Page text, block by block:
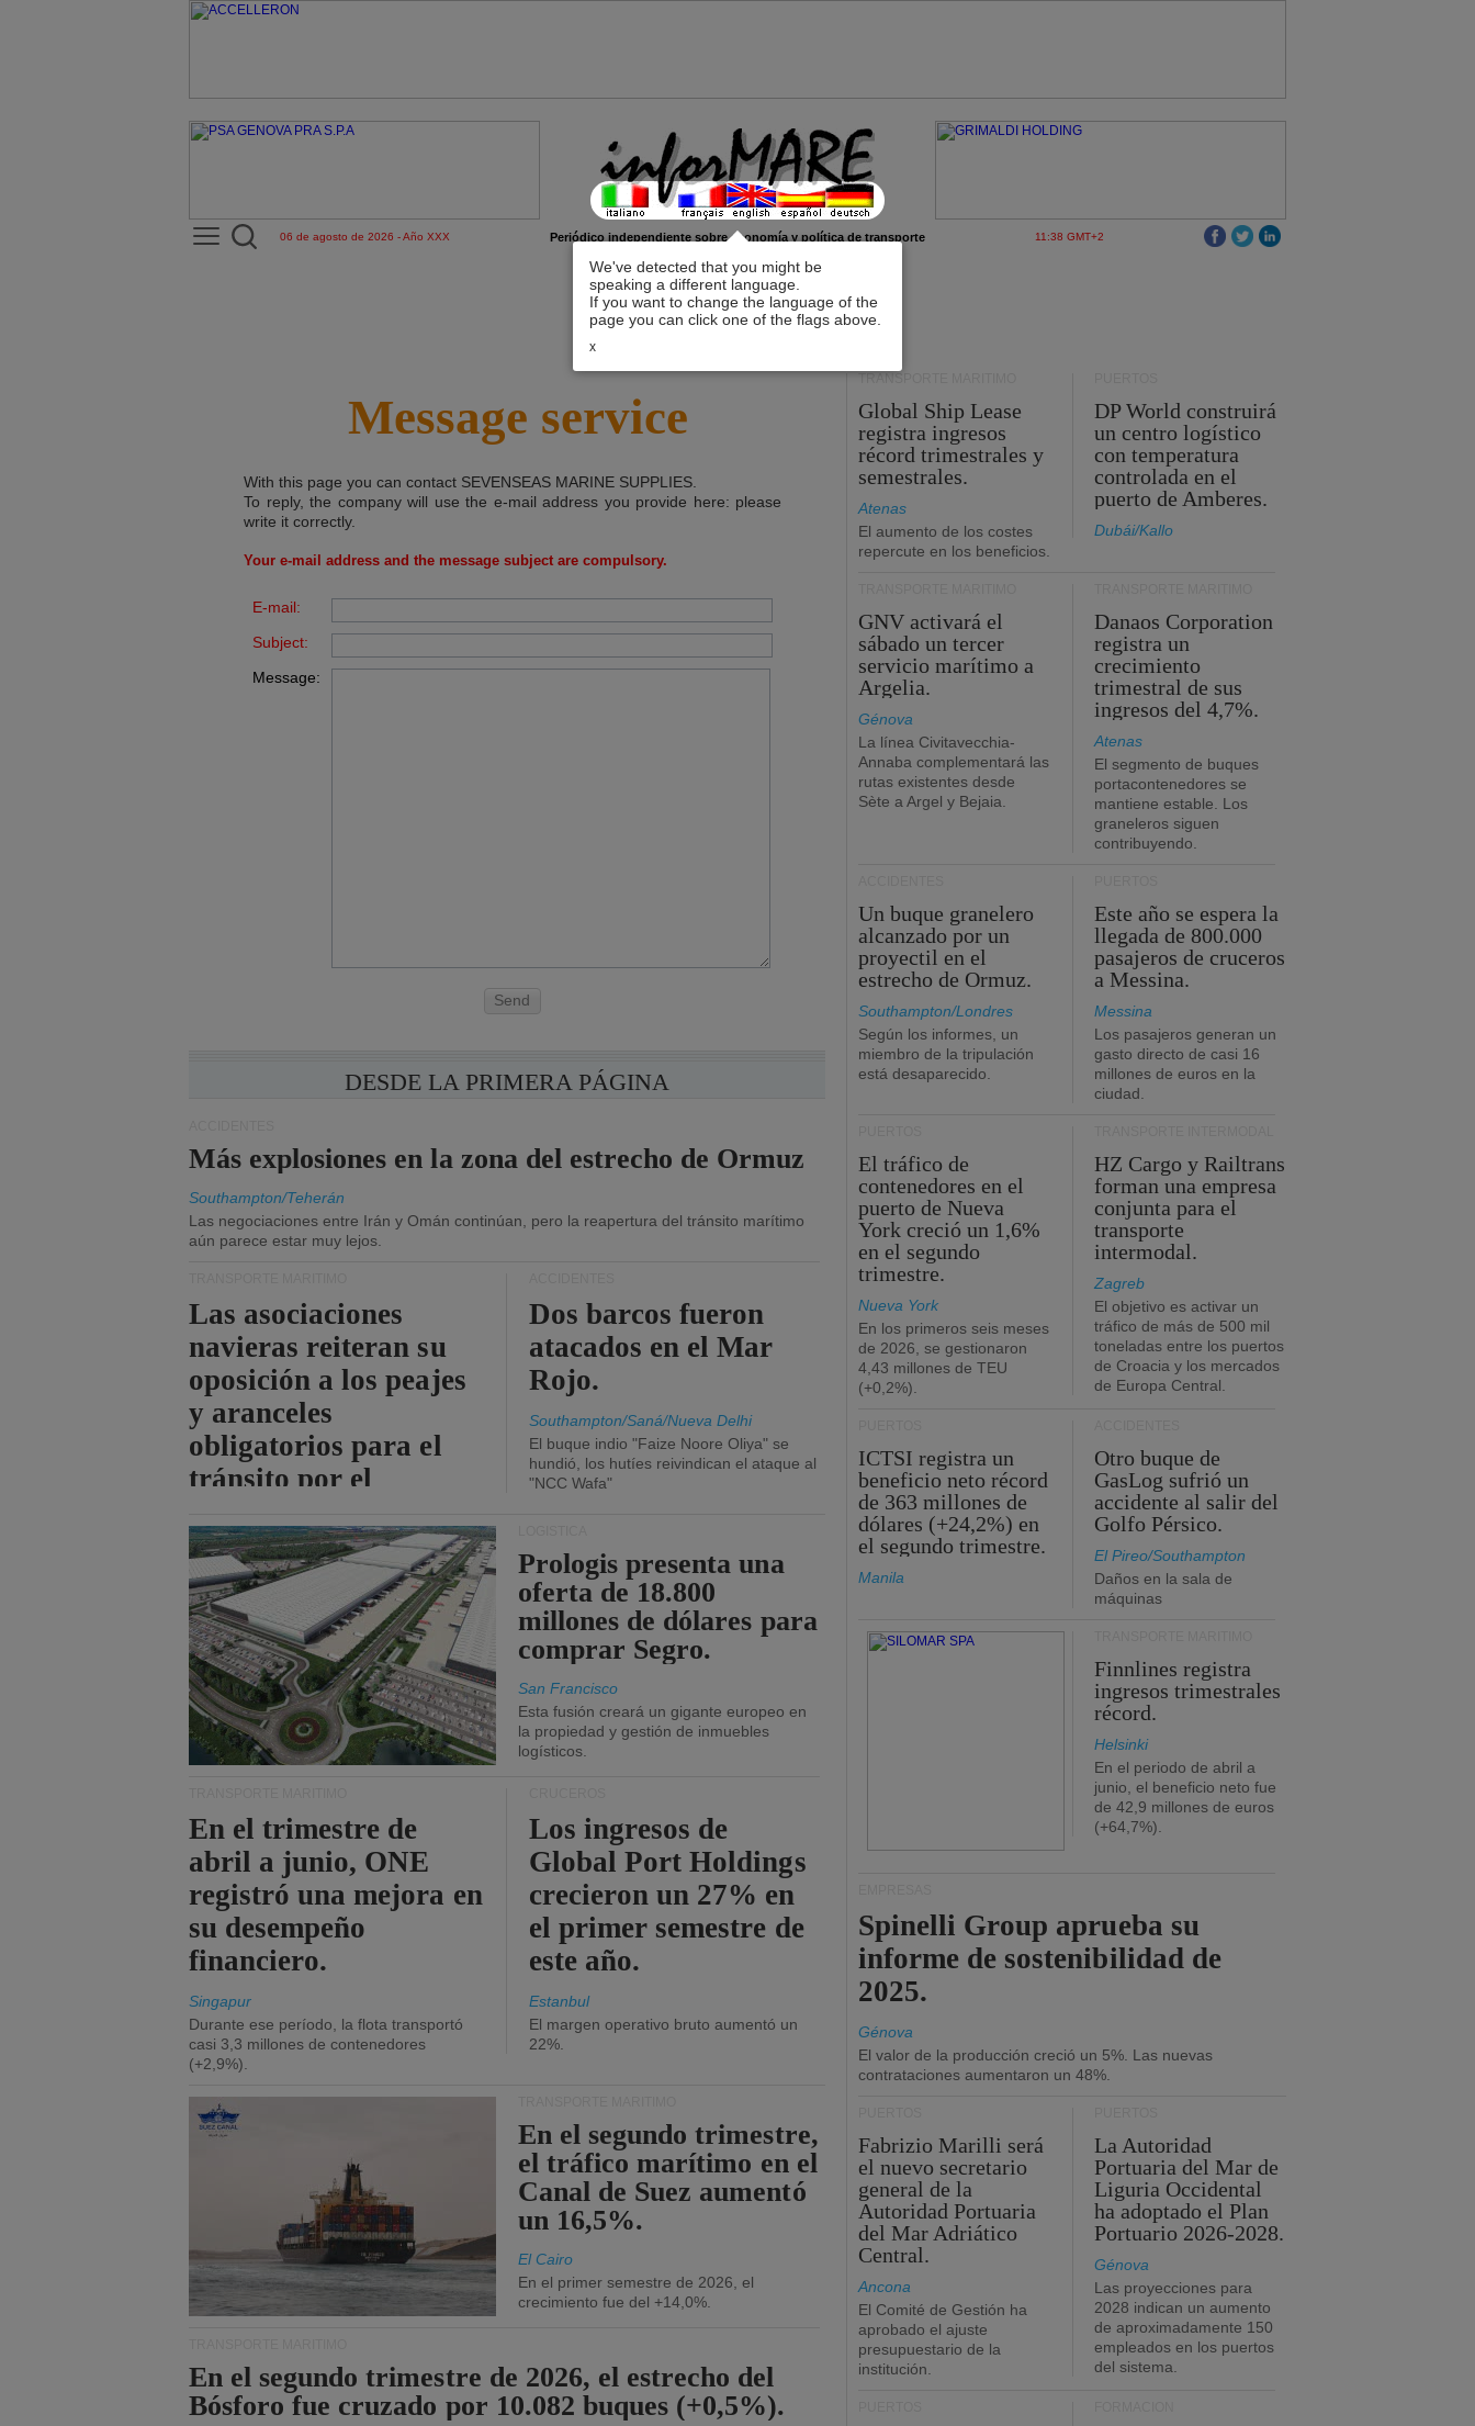
We've detected that you might be
speaking a different language.
If you want to change the language of the
page you can click one of the flags above.
x
06 de agosto de 2026 - Año XXX Periódico independiente sobre economía y política de transporte 11:38 GMT+2
Message service
With this page you can contact SEVENSEAS MARINE SUPPLIES
To reply, the company will use the e-mail address you provide here: please
write it correctly.
Your e-mail address and the message subject are compulsory.
E-mail:
Subject:
Message:
Send
DESDE LA PRIMERA PÁGINA
Más explosiones en la zona del estrecho de Ormuz
Southampton/Teherán
Las negociaciones entre Irán y Omán continúan, pero la reapertura del tránsito marítimo
aún parece estar muy lejos.
Las asociaciones
navieras reiteran su
oposición a los peajes
y aranceles
obligatorios para el
tránsito por el
Dos barcos fueron
atacados en el Mar
Rojo.
Southampton/Saná/Nueva Delhi
El buque indio "Faize Noore Oliya" se
hundió, los hutíes reivindican el ataque al
"NCC Wafa"
Prologis presenta una
oferta de 18.800
millones de dólares para
comprar Segro.
San Francisco
Esta fusión creará un gigante europeo en
la propiedad y gestión de inmuebles
logísticos.
En el trimestre de
abril a junio, ONE
registró una mejora en
su desempeño
financiero.
Singapur
Durante ese período, la flota transportó
casi 3,3 millones de contenedores
(+2,9%).
Los ingresos de
Global Port Holdings
crecieron un 27% en
el primer semestre de
este año.
Estanbul
El margen operativo bruto aumentó un
22%.
En el segundo trimestre,
el tráfico marítimo en el
Canal de Suez aumentó
un 16,5%.
El Cairo
En el primer semestre de 2026, el
crecimiento fue del +14,0%.
En el segundo trimestre de 2026, el estrecho del
Bósforo fue cruzado por 10.082 buques (+0,5%).
TRANSPORTE MARÍTIMO
Global Ship Lease
registra ingresos
récord trimestrales y
semestrales.
Atenas
El aumento de los costes
repercute en los beneficios.
DP World construirá
un centro logístico
con temperatura
controlada en el
puerto de Amberes.
Dubái/Kallo
GNV activará el
sábado un tercer
servicio marítimo a
Argelia.
Génova
La línea Civitavecchia-
Annaba complementará las
rutas existentes desde
Sète a Argel y Bejaia.
Danaos Corporation
registra un
crecimiento
trimestral de sus
ingresos del 4,7%.
Atenas
El segmento de buques
portacontenedores se
mantiene estable. Los
graneleros siguen
contribuyendo.
Un buque granelero
alcanzado por un
proyectil en el
estrecho de Ormuz.
Southampton/Londres
Según los informes, un
miembro de la tripulación
está desaparecido.
Este año se espera la
llegada de 800.000
pasajeros de cruceros
a Messina.
Messina
Los pasajeros generan un
gasto directo de casi 16
millones de euros en la
ciudad.
El tráfico de
contenedores en el
puerto de Nueva
York creció un 1,6%
en el segundo
trimestre.
Nueva York
En los primeros seis meses
de 2026, se gestionaron
4,43 millones de TEU
(+0,2%).
HZ Cargo y Railtrans
forman una empresa
conjunta para el
transporte
intermodal.
Zagreb
El objetivo es activar un
tráfico de más de 500 mil
toneladas entre los puertos
de Croacia y los mercados
de Europa Central.
ICTSI registra un
beneficio neto récord
de 363 millones de
dólares (+24,2%) en
el segundo trimestre.
Manila
Otro buque de
GasLog sufrió un
accidente al salir del
Golfo Pérsico.
El Pireo/Southampton
Daños en la sala de
máquinas
Finnlines registra
ingresos trimestrales
récord.
Helsinki
En el periodo de abril a
junio, el beneficio neto fue
de 42,9 millones de euros
(+64,7%).
Spinelli Group aprueba su
informe de sostenibilidad de
2025.
Génova
El valor de la producción creció un 5%. Las nuevas
contrataciones aumentaron un 48%.
Fabrizio Marilli será
el nuevo secretario
general de la
Autoridad Portuaria
del Mar Adriático
Central.
Ancona
El Comité de Gestión ha
aprobado el ajuste
presupuestario de la
institución.
La Autoridad
Portuaria del Mar de
Liguria Occidental
ha adoptado el Plan
Portuario 2026-2028.
Génova
Las proyecciones para
2028 indican un aumento
de aproximadamente 150
empleados en los puertos
del sistema.